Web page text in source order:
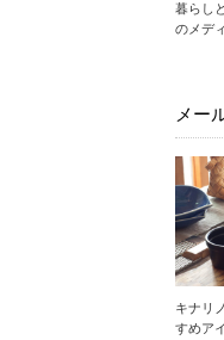
暮らし
のメデ
メー
キナリ
すめア